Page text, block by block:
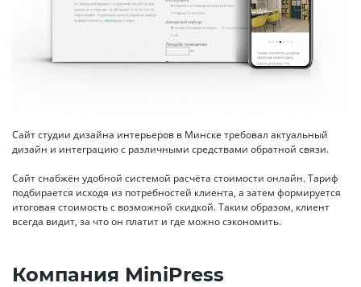
Сайт студии дизайна интерьеров в Минске требовал актуальный
дизайн и интеграцию с различными средствами обратной связи.
Сайт снабжён удобной системой расчёта стоимости онлайн. Тариф
подбирается исходя из потребностей клиента, а затем формируется
итоговая стоимость с возможной скидкой. Таким образом, клиент
всегда видит, за что он платит и где можно сэкономить.
Компания MiniPress